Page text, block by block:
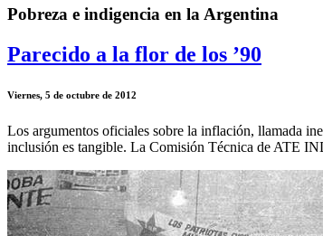
Pobreza e indigencia en la Argentina
Parecido a la flor de los ’90
Viernes, 5 de octubre de 2012
Los argumentos oficiales sobre la inflación, llamada
inclusión es tangible. La Comisión Técnica de ATE